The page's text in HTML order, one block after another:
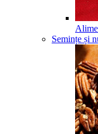
Semințe și